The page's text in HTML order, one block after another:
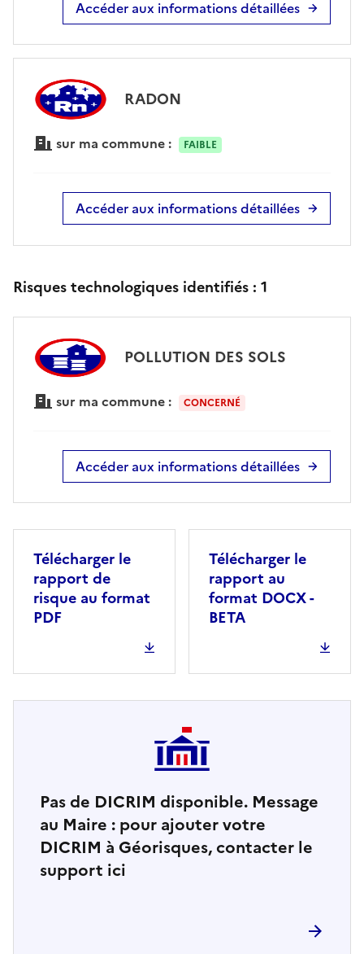
Accéder aux informations détaillées
RADON
sur ma commune : FAIBLE
Accéder aux informations détaillées
Risques technologiques identifiés : 1
POLLUTION DES SOLS
sur ma commune : CONCERNÉ
Accéder aux informations détaillées
Télécharger le
rapport de
risque au format
PDF
Télécharger le
rapport au
format DOCX -
BETA
Pas de DICRIM disponible. Message
au Maire : pour ajouter votre
DICRIM à Géorisques, contacter le
support ici